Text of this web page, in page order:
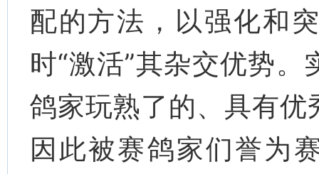
配的方法，以强化和
时“激活”其杂交优势
鸽家玩熟了的、具有
因此被赛鸽家们誉为